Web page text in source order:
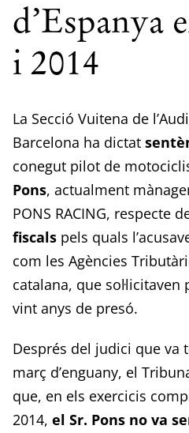
d’Espanya
i 2014
La Secció Vuitena de
Barcelona ha dictat
conegut pilot de
Pons, actualment
PONS RACING, respecte
fiscals pels quals
com les Agències
catalana, que
vint anys de presó.
Després del judici que va
març d’enguany, el
que, en els exercicis
2014, el Sr. Pons no va